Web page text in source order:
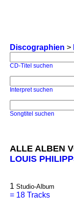
Discographien >
CD-Titel suchen
Interpret suchen
Songtitel suchen
ALLE ALBEN
LOUIS
1 Studio-Album
= 18 Tracks